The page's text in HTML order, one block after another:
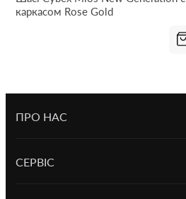
каркасом Rose Gold
ПРО НАС
СЕРВІС